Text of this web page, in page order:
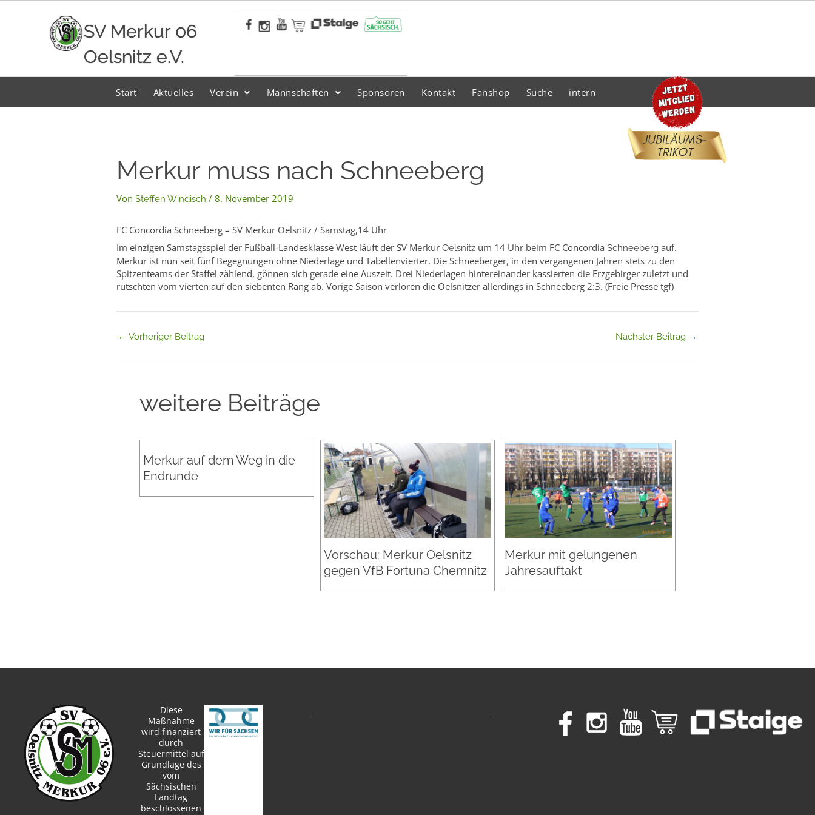
SV Merkur 06
Oelsnitz e.V.
Start Aktuelles Verein Mannschaften Sponsoren Kontakt Fanshop Suche intern
Merkur muss nach Schneeberg
Von Steffen Windisch / 8. November 2019
FC Concordia Schneeberg – SV Merkur Oelsnitz / Samstag,14 Uhr
Im einzigen Samstagsspiel der Fußball-Landesklasse West läuft der SV Merkur Oelsnitz um 14 Uhr beim FC Concordia Schneeberg auf.
Merkur ist nun seit fünf Begegnungen ohne Niederlage und Tabellenvierter. Die Schneeberger, in den vergangenen Jahren stets zu den
Spitzenteams der Staffel zählend, gönnen sich gerade eine Auszeit. Drei Niederlagen hintereinander kassierten die Erzgebirger zuletzt und
rutschten vom vierten auf den siebenten Rang ab. Vorige Saison verloren die Oelsnitzer allerdings in Schneeberg 2:3. (Freie Presse tgf)
← Vorheriger Beitrag Nächster Beitrag →
weitere Beiträge
Merkur auf dem Weg in die
Endrunde
Vorschau: Merkur Oelsnitz
gegen VfB Fortuna Chemnitz
Merkur mit gelungenen
Jahresauftakt
Diese
Maßnahme
wird finanziert
durch
Steuermittel auf
Grundlage des
vom
Sächsischen
Landtag
beschlossenen